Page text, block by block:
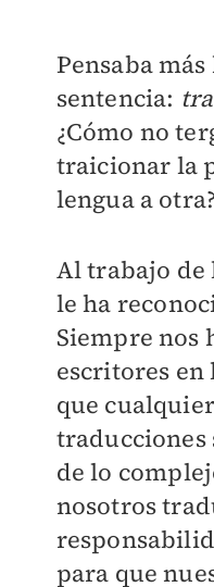
Pensaba
sentencia:
¿Cómo no
traicionar la
lengua a otra?
Al trabajo de
le ha
Siempre nos
escritores en
que
traducciones
de lo
nosotros
para que